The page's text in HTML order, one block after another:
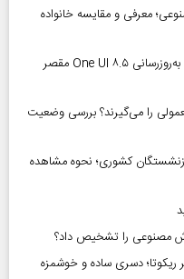
معرفی و مقایسه خانواده
بحران باتری در گوشی‌های سامسونگ؛ آیا به‌روزرسانی One UI ۸.۵ مقصر
را می‌گیرند؟ بررسی وضعیت
تومانی بازنشستگان کشوری؛ نحوه مشاهده
مصنوعی را تشخیص داد؟
دسری ساده و خوشمزه